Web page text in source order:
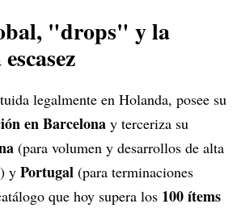
"drops" y la
legalmente en Holanda, posee su
en Barcelona y terceriza su
(para volumen y desarrollos de alta
y Portugal (para terminaciones
que hoy supera los 100 ítems